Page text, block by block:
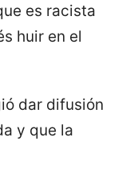
es racista
huir en el
dar difusión
y que la